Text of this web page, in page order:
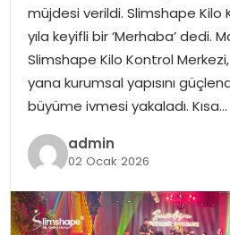
EĞITIM
GENEL
müjdesi verildi. Slimshape Kilo
yıla keyifli bir ‘Merhaba’ dedi.
Slimshape Kilo Kontrol
yana kurumsal yapısını
büyüme ivmesi yakaladı. Kısa…
admin
02 Ocak 2026